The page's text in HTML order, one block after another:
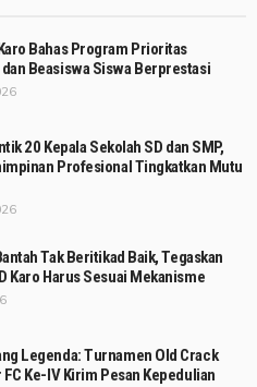
Bahas Program Prioritas
Beasiswa Siswa Berprestasi
20 Kepala Sekolah SD dan SMP,
Profesional Tingkatkan Mutu
Tak Beritikad Baik, Tegaskan
Karo Harus Sesuai Mekanisme
Legenda: Turnamen Old Crack
Ke-IV Kirim Pesan Kepedulian